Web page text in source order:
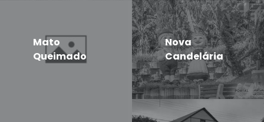
Mato
Queimado
Nova
Candelária